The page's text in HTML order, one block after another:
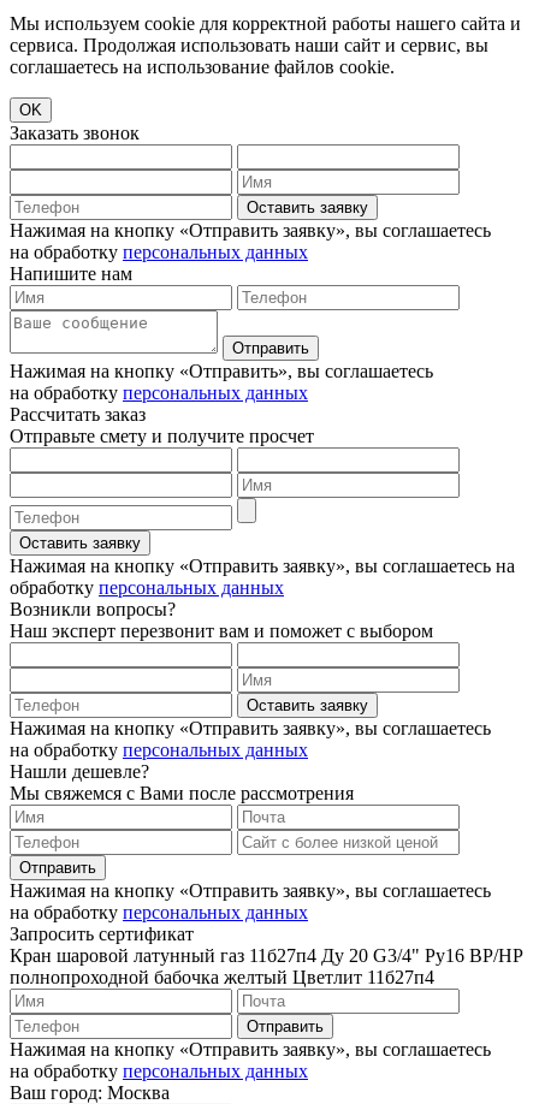
Мы используем cookie для корректной работы нашего сайта и
сервиса. Продолжая использовать наши сайт и сервис, вы
соглашаетесь на использование файлов cookie.
OK
Заказать звонок
Оставить заявку
Нажимая на кнопку «Отправить заявку», вы соглашаетесь
на обработку персональных данных
Напишите нам
Отправить
Нажимая на кнопку «Отправить», вы соглашаетесь
на обработку персональных данных
Рассчитать заказ
Отправьте смету и получите просчет
Оставить заявку
Нажимая на кнопку «Отправить заявку», вы соглашаетесь на
обработку персональных данных
Возникли вопросы?
Наш эксперт перезвонит вам и поможет с выбором
Оставить заявку
Нажимая на кнопку «Отправить заявку», вы соглашаетесь
на обработку персональных данных
Нашли дешевле?
Мы свяжемся с Вами после рассмотрения
Отправить
Нажимая на кнопку «Отправить заявку», вы соглашаетесь
на обработку персональных данных
Запросить сертификат
Кран шаровой латунный газ 11б27п4 Ду 20 G3/4" Ру16 ВР/НР
полнопроходной бабочка желтый Цветлит 11б27п4
Отправить
Нажимая на кнопку «Отправить заявку», вы соглашаетесь
на обработку персональных данных
Ваш город: Москва